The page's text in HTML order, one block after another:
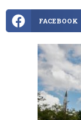
FACEBOOK